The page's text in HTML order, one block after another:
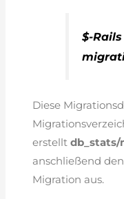
$-
Diese
erstelltdb_stats/
anschließend
Migration aus.